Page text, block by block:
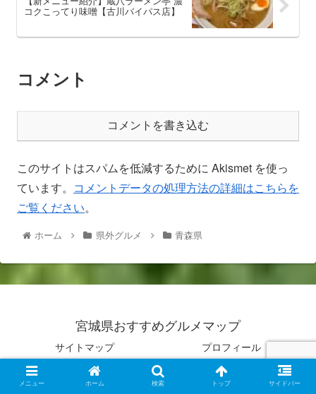
コクこってり味噌【古川バイパス店】
コメント
コメントを書き込む
このサイトはスパムを低減するために Akismet を使っ
ています。 コメントデータの処理方法の詳細はこちらを
ご覧ください。
ホーム 県外グルメ 青森県
宮城県おすすめグルメマップ
サイトマップ
プロフィール
プライバシーポリシー
お問い合わせ
メニュー ホーム 検索 トップ サイドバー